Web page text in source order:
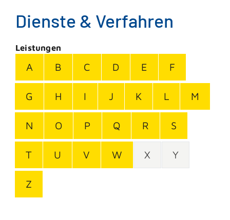
Dienste & Verfahren
Leistungen
A B C D E F
G H I J K L M
N O P Q R S
T U V W X Y
Z